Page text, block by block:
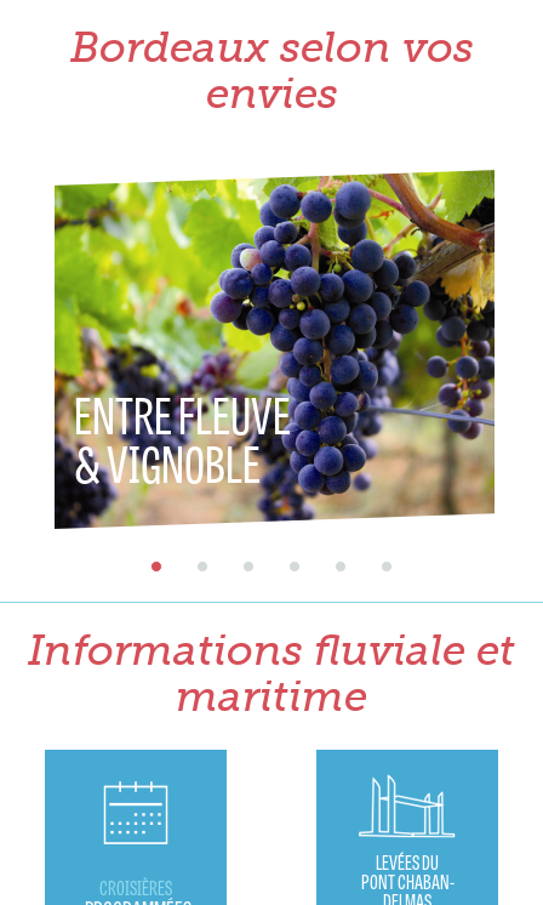
Bordeaux selon vos
envies
ENTRE FLEUVE
& VIGNOBLE &
Informations fluviale et
maritime
CROISIÈRES
LEVÉES DU
PONT CHABAN-